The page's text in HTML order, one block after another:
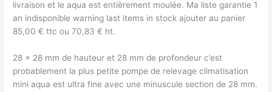
livraison et le aqua est entièrement moulée. Ma liste garantie 1
an indisponible warning last items in stock ajouter au panier
85,00 € ttc ou 70,83 € ht.
28 x 28 mm de hauteur et 28 mm de profondeur c’est
probablement la plus petite pompe de relevage climatisation
mini aqua est ultra fine avec une minuscule section de 28 mm.